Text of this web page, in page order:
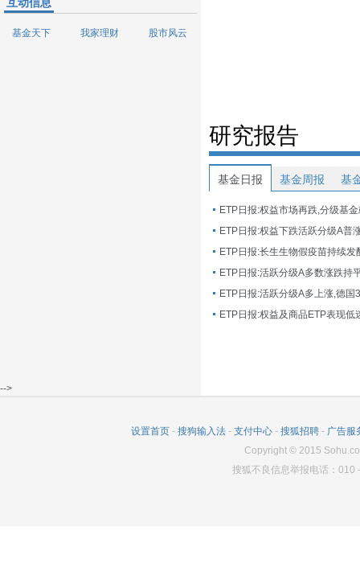
基金天下 我家理财 股市风云
研究报告
基金日报 基金周报 基
ETP日报:权益市场再跌,分级基
ETP日报:长生生物假疫苗持续发
ETP日报:活跃分级A多数涨跌持
ETP日报:活跃分级A多上涨,德国
-->
设置首页 - 搜狗输入法 - 支付中心 - 搜狐招聘 - 广告服
Copyright© 2015
搜狐不良信息举报电话：010